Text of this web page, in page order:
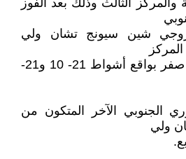
والمركز الثالث وذلك بعد الفوز
شين سيونج تشان ولي
الثالث والرابع بنتيجة 2- صفر بواقع أشواط 21- 10 و21-
الجنوبي الآخر المتكون من
ولي